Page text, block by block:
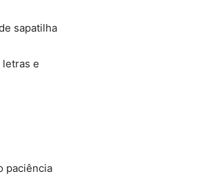
sapatilha
e
paciência